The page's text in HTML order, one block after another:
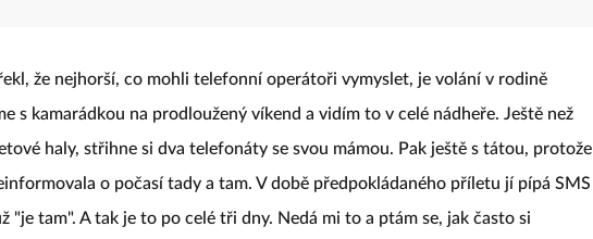
že nejhorší, co mohli telefonní operátoři vymyslet, je volání v rodině
s kamarádkou na prodloužený víkend a vidím to v celé nádheře. Ještě než
haly, střihne si dva telefonáty se svou mámou. Pak ještě s tátou, protože
o počasí tady a tam. V době předpokládaného příletu jí pípá SMS
"je tam". A tak je to po celé tři dny. Nedá mi to a ptám se, jak často si